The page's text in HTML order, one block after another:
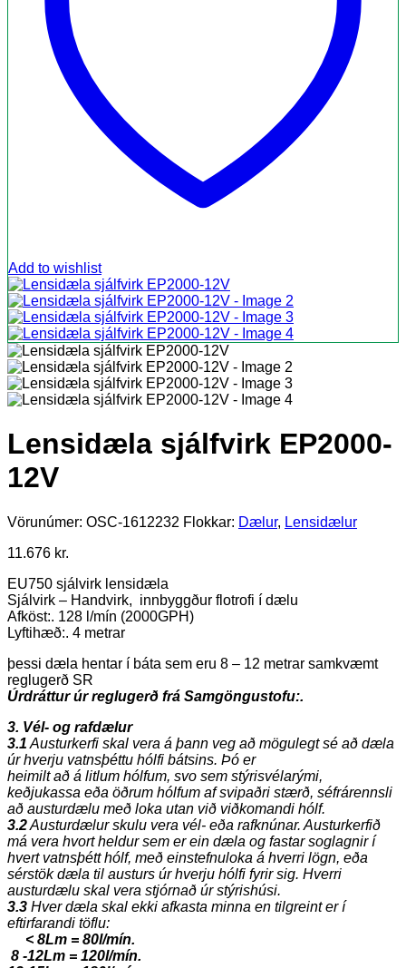
Add to wishlist
Lensidæla sjálfvirk EP2000-
12V
Vörunúmer: OSC-1612232 Flokkar: Dælur, Lensidælur
11.676 kr.
EU750 sjálvirk lensidæla
Sjálvirk – Handvirk, innbyggður flotrofi í dælu
Afköst:. 128 l/mín (2000GPH)
Lyftihæð:. 4 metrar
þessi dæla hentar í báta sem eru 8 – 12 metrar samkvæmt
reglugerð SR
Úrdráttur úr reglugerð frá Samgöngustofu:.
3. Vél- og rafdælur
3.1 Austurkerfi skal vera á þann veg að mögulegt sé að dæla
úr hverju vatnsþéttu hólfi bátsins. Þó er
heimilt að á litlum hólfum, svo sem stýrisvélarými,
keðjukassa eða öðrum hólfum af svipaðri stærð, séfrárennsli
að austurdælu með loka utan við viðkomandi hólf.
3.2Austurdælur skulu vera vél- eða rafknúnar. Austurkerfið
má vera hvort heldur sem er ein dæla og fastar soglagnir í
hvert vatnsþétt hólf, með einstefnuloka á hverri lögn, eða
sérstök dæla til austurs úr hverju hólfi fyrir sig. Hverri
austurdælu skal vera stjórnað úr stýrishúsi.
3.3 Hver dæla skal ekki afkasta minna en tilgreint er í
eftirfarandi töflu:
< 8Lm = 80l/mín.
8 -12Lm = 120l/mín.